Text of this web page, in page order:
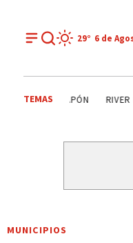
29° 6 de
TEMAS TENDENCIAS
MUNICIPIOS